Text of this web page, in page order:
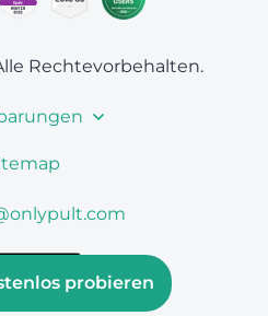
Rechtevorbehalten.
probieren